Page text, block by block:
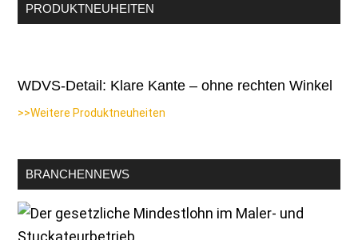
PRODUKTNEUHEITEN
WDVS-Detail: Klare Kante – ohne rechten Winkel
>>Weitere Produktneuheiten
BRANCHENNEWS